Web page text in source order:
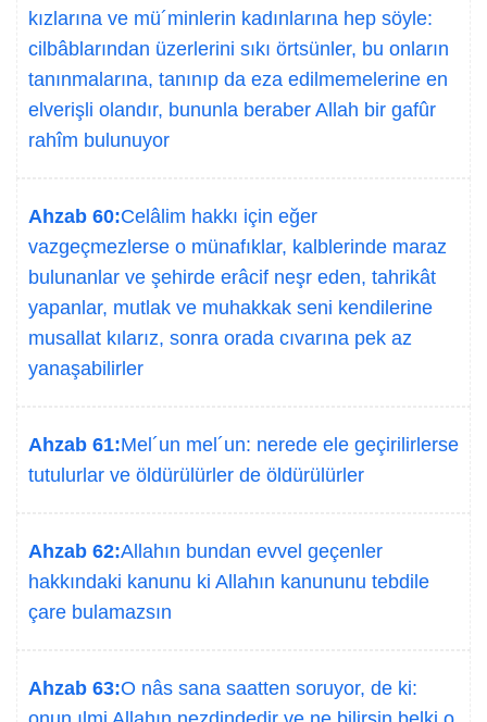
kızlarına ve mü´minlerin kadınlarına hep söyle:
cilbâblarından üzerlerini sıkı örtsünler, bu onların
tanınmalarına, tanınıp da eza edilmemelerine en
elverişli olandır, bununla beraber Allah bir gafûr
rahîm bulunuyor
Ahzab 60:Celâlim hakkı için eğer
vazgeçmezlerse o münafıklar, kalblerinde maraz
bulunanlar ve şehirde erâcif neşr eden, tahrikât
yapanlar, mutlak ve muhakkak seni kendilerine
musallat kılarız, sonra orada cıvarına pek az
yanaşabilirler
Ahzab 61:Mel´un mel´un: nerede ele geçirilirlerse
tutulurlar ve öldürülürler de öldürülürler
Ahzab 62:Allahın bundan evvel geçenler
hakkındaki kanunu ki Allahın kanununu tebdile
çare bulamazsın
Ahzab 63:O nâs sana saatten soruyor, de ki: